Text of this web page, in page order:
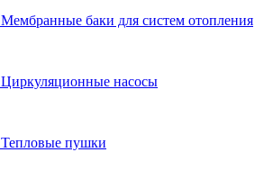
Мембранные баки для систем отопления
Циркуляционные насосы
Тепловые пушки